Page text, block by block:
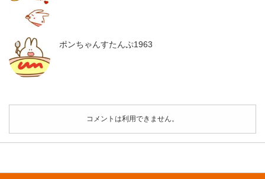
ポンちゃんすたんぷ1963
コメントは利用できません。